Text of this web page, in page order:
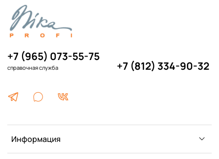
Информация
+7 (965) 073-55-75
справочная служба +7 (812) 334-90-32